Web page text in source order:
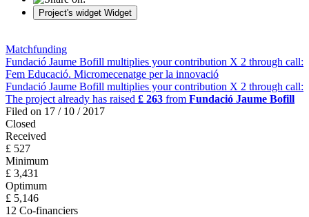
Project's widget Widget
Matchfunding
Fundació Jaume Bofill multiplies your contribution X 2 through call:
Fem Educació. Micromecenatge per la innovació
Fundació Jaume Bofill multiplies your contribution X 2 through call:
The project already has raised £ 263 from Fundació Jaume Bofill
Filed on 17 / 10 / 2017
Closed
Received
£ 527
Minimum
£ 3,431
Optimum
£ 5,146
12 Co-financiers